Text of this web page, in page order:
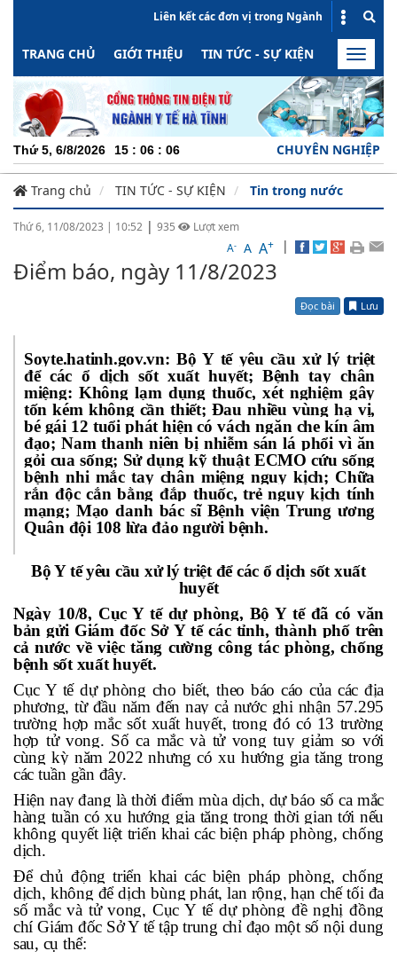
Liên kết các đơn vị trong Ngành
TRANG CHỦ GIỚI THIỆU TIN TỨC - SỰ KIỆN HOẠT
Toggle
Thứ 5, 6/8/2026 15 : 06 : 07 CHUYÊN NGHIỆP - TRÁCH
Trang chủ TIN TỨC - SỰ KIỆN Tin trong nước
Thứ 6, 11/08/2023 | 10:52 | 935
Lượt xem
A- A A+ |
Điểm báo, ngày 11/8/2023
Đọc bài Lưu
Soyte.hatinh.gov.vn: Bộ Y tế yêu cầu xử lý triệt
để các ổ dịch sốt xuất huyết; Bệnh tay chân
miệng: Không lạm dụng thuốc, xét nghiệm gây
tốn kém không cần thiết; Đau nhiều vùng hạ vị,
bé gái 12 tuổi phát hiện có vách ngăn che kín âm
đạo; Nam thanh niên bị nhiễm sán lá phổi vì ăn
gỏi cua sống; Sử dụng kỹ thuật ECMO cứu sống
bệnh nhi mắc tay chân miệng nguy kịch; Chữa
rắn độc cắn bằng đắp thuốc, trẻ nguy kịch tính
mạng; Mạo danh bác sĩ Bệnh viện Trung ương
Quân đội 108 lừa đảo người bệnh.
Bộ Y tế yêu cầu xử lý triệt để các ổ dịch sốt xuất
huyết
Ngày 10/8, Cục Y tế dự phòng, Bộ Y tế đã có văn
bản gửi Giám đốc Sở Y tế các tỉnh, thành phố trên
cả nước về việc tăng cường công tác phòng, chống
bệnh sốt xuất huyết.
Cục Y tế dự phòng cho biết, theo báo cáo của các địa
phương, từ đầu năm đến nay cả nước ghi nhận 57.295
trường hợp mắc sốt xuất huyết, trong đó có 13 trường
hợp tử vong. Số ca mắc và tử vong tuy giảm so với
cùng kỳ năm 2022 nhưng có xu hướng gia tăng trong
các tuần gần đây.
Hiện nay đang là thời điểmmùa dịch, dự báo số ca mắc
hàng tuần có xu hướng gia tăng trong thời gian tới nếu
không quyết liệt triển khai các biện pháp phòng, chống
dịch.
Để chủ động triển khai các biện pháp phòng, chống
dịch, không để dịch bùng phát, lan rộng, hạn chế tối đa
số mắc và tử vong, Cục Y tế dự phòng đề nghị đồng
chí Giám đốc Sở Y tế tập trung chỉ đạo một số nội dung
sau, cụ thể: